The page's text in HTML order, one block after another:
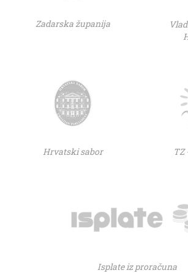
Zadarska županija
Hrvatski sabor TZ
Isplate iz proračuna